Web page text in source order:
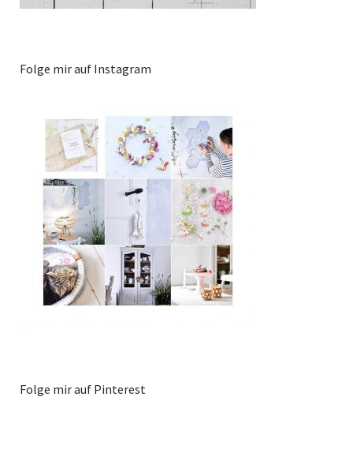
Folge mir auf Instagram
Folge mir auf Pinterest